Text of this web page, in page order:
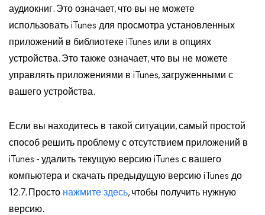
аудиокниг. Это означает, что вы не можете
использовать iTunes для просмотра установленных
приложений в библиотеке iTunes или в опциях
устройства. Это также означает, что вы не можете
управлять приложениями в iTunes, загруженными с
вашего устройства.
Если вы находитесь в такой ситуации, самый простой
способ решить проблему с отсутствием приложений в
iTunes - удалить текущую версию iTunes с вашего
компьютера и скачать предыдущую версию iTunes до
12.7. Просто нажмите здесь, чтобы получить нужную
версию.